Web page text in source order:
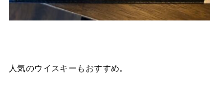
人気のウイスキーもおすすめ。